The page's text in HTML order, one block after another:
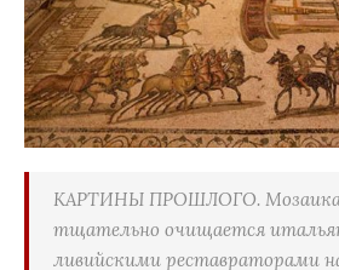
КАРТИНЫ ПРОШЛОГО. Мозаика
тщательно очищается
ливийскими реставраторами